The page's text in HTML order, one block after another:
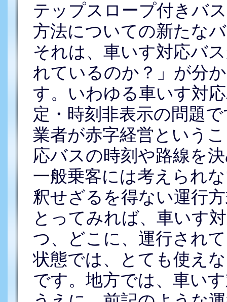
テップスロープ付きバ
方法についての新たな
それは、車いす対応バ
れているのか？」が分
す。いわゆる車いす対
定・時刻非表示の問題
業者が赤字経営という
応バスの時刻や路線を
一般乗客には考えられ
釈せざるを得ない運行
とってみれば、車いす
つ、どこに、運行され
状態では、とても使え
です。地方では、車い